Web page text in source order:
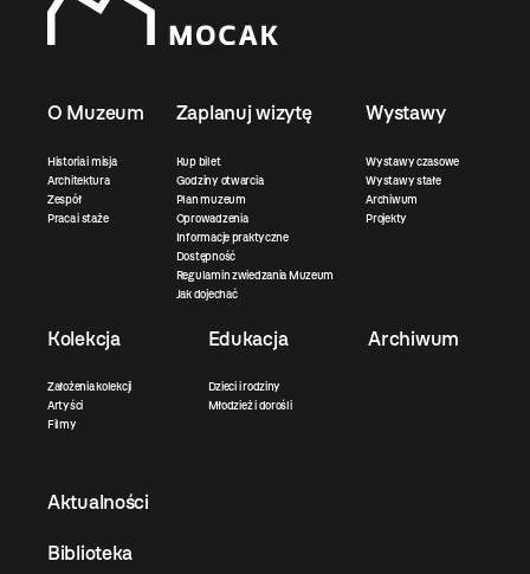
O Muzeum
Historia i misja
Architektura
Zespół
Praca i staże
Zaplanuj wizytę
Kup bilet
Godziny otwarcia
Plan muzeum
Oprowadzenia
Informacje praktyczne
Dostępność
Regulamin zwiedzania Muzeum
Jak dojechać
Wystawy
Wystawy czasowe
Wystawy stałe
Archiwum
Projekty
Kolekcja
Założenia kolekcji
Artyści
Filmy
Edukacja
Dzieci i rodziny
Młodzież i dorośli
Archiwum
Aktualności
Biblioteka